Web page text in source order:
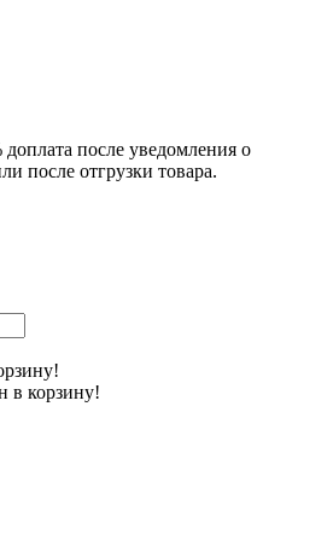
после уведомления о
после отгрузки товара.
в корзину!